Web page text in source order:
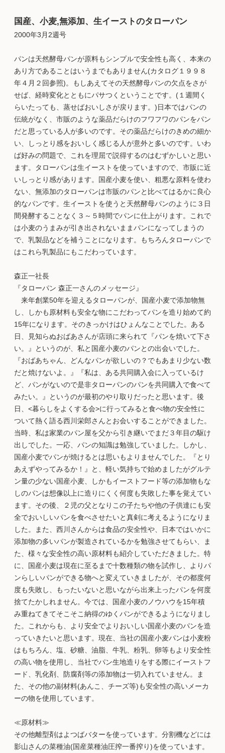
国産、小麦,無添加、生イーストのタローパン
2000年3月2週号
パンは天然酵母パンが原料もシンプルで安全性も高く、本来の
あり方であることはいうまでもありません(カタログ１９９８
年４月２回参照)。もしあえてその天然酵母パンの欠点をさが
せば、経時変化とともにパサつくということです。(１週間く
らいたっても、蒸せばおいしさが戻ります。)日本ではパンの
伝統がなく、市販のような薬品だらけのフワフワのパンをパン
だと思っている人が多いのです。その薬品だらけのきめの細か
い、しっとり感をおいしく感じる人が意外と多いのです。いわ
ば好みの問題で、これを理屈で説得するのはむずかしいと思い
ます。タローパンは生イーストを使っていますので、市販に近
いしっとり感があります。国産小麦を使い、粗悪な原料を使わ
ない、無添加のタローパンは市販のパンと比べてはるかに良心
的なパンです。生イーストを使うと天然酵母パンのように３日
間発酵することなく３～５時間でパンに仕上がります。これで
は小麦のうまみが引き出されないままパンになってしまうの
で、乳製品などを補うことになります。もちろんタローパンで
はこれら乳製品にもこだわっています。
森正一社長
『タローパン 森正一さんのメッセージ』
来年創業50年を迎えるタローパンが、国産小麦で添加物無
し、しかも原材料も安全な物にこだわってパンを造り始めて約
15年になります。そのきっかけはひょんなことでした。ある
日、見知らぬおばあさんが店頭に来られて『パンを焼いて下さ
い。』というのが、私と国産小麦のパンとの出会いでした。
『おばあちゃん、どんなパンが欲しいの？でもあまり少ない数
だと焼けないよ。』『私は、ある共同購入会に入っているけ
ど、パンがないので是非タローパンのパンを共同購入で食べて
みたい。』というのが最初のやり取りだったと思います。後
日、<暮らしをよくする会>に行ってみると食べ物の安全性に
ついて熱く語る西川栄郎さんとお会いすることができました。
当時、私は家業のパン屋を父から引き継いでまだ３年目の駆け
出しでした。一応、パンの知識は勉強していました。しかし、
国産小麦でパンが焼けるとは思いもよりませんでした。『とり
あえずやってみるか！』と、軽い気持ちで始めましたがグルテ
ン量の少ない国産小麦、しかもイーストフード等の添加物もな
しのパンは想像以上に造りにくく何度も失敗した事を覚えてい
ます。その後、２児の父となりこの子たちや他の子供達にも安
全でおいしいパンを食べさせたいと真剣に考えるようになりま
した。また、西川さんからは食品の安全性や、日本ではいかに
添加物の多いパンが製造されているかを勉強させてもらい、ま
た、様々な安全性の高い原材料も紹介していただきました。特
に、国産小麦は現在に至るまで十数種類の物を試作し、よりパ
ンらしいパンができる物へと変えていきましたが、その都度何
度も失敗し、もったいないと思いながら出来上ったパンを何度
捨てたかしれません。今では、国産小麦のノウハウを15年積
み重ねてきてそこそこ納得のゆくパンができるようになりまし
た。これからも、より安全でよりおいしい国産小麦のパンを造
っていきたいと思います。現在、当社の国産小麦パンは小麦粉
はもちろん、塩、砂糖、油脂、牛乳、粉乳、卵等もより安全性
の高い物を使用し、当社でパン生地造りをする際にイーストフ
ード、乳化剤、防腐剤等の添加物は一切入れていません。ま
た、その他の副材料(あんこ、チーズ等)も安全性の高いメーカ
ーの物を使用しています。
≪原材料≫
その他離型剤はよつばバターを使っています。分割機などには
影山さんの菜種油(国産菜種油圧搾一番搾り)を使っています。